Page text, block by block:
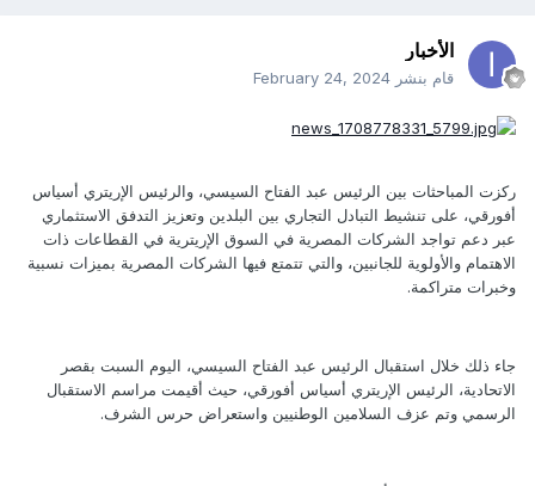
الأخبار
قام بنشر February 24, 2024
ركزت المباحثات بين الرئيس عبد الفتاح السيسي، والرئيس الإريتري أسياس
أفورقي، على تنشيط التبادل التجاري بين البلدين وتعزيز التدفق الاستثماري
عبر دعم تواجد الشركات المصرية في السوق الإريترية في القطاعات ذات
الاهتمام والأولوية للجانبين، والتي تتمتع فيها الشركات المصرية بميزات نسبية
وخبرات متراكمة.
جاء ذلك خلال استقبال الرئيس عبد الفتاح السيسي، اليوم السبت بقصر
الاتحادية، الرئيس الإريتري أسياس أفورقي، حيث أقيمت مراسم الاستقبال
الرسمي وتم عزف السلامين الوطنيين واستعراض حرس الشرف.